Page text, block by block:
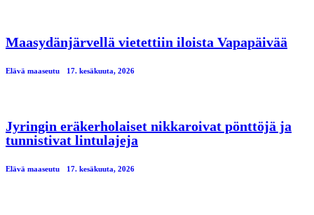
Maasydänjärvellä vietettiin iloista Vapapäivää
Elävä maaseutu 17. kesäkuuta, 2026
Jyringin eräkerholaiset nikkaroivat pönttöjä ja
tunnistivat lintulajeja
Elävä maaseutu 17. kesäkuuta, 2026